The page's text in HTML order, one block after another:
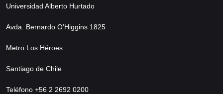
Universidad Alberto Hurtado
Avda. Bernardo O’Higgins 1825
Metro Los Héroes
Santiago de Chile
Teléfono +56 2 2692 0200